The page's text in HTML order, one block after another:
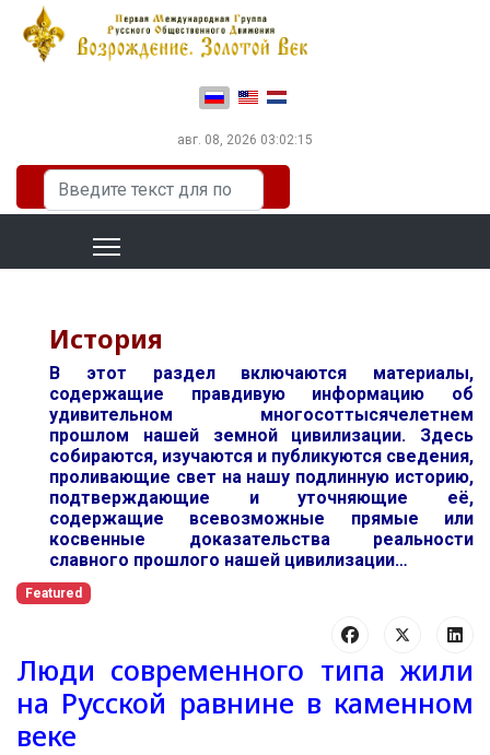
Выберите язык
авг. 08, 2026 03:02:16
Искать...
История
В этот раздел включаются материалы,
содержащие правдивую информацию об
удивительном многосоттысячелетнем
прошлом нашей земной цивилизации. Здесь
собираются, изучаются и публикуются сведения,
проливающие свет на нашу подлинную историю,
подтверждающие и уточняющие её,
содержащие всевозможные прямые или
косвенные доказательства реальности
славного прошлого нашей цивилизации…
Featured
Люди современного типа жили
на Русской равнине в каменном
веке